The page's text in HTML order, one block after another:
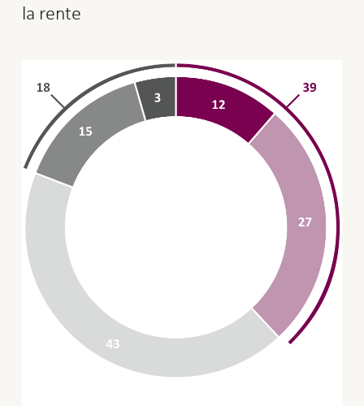
la rente